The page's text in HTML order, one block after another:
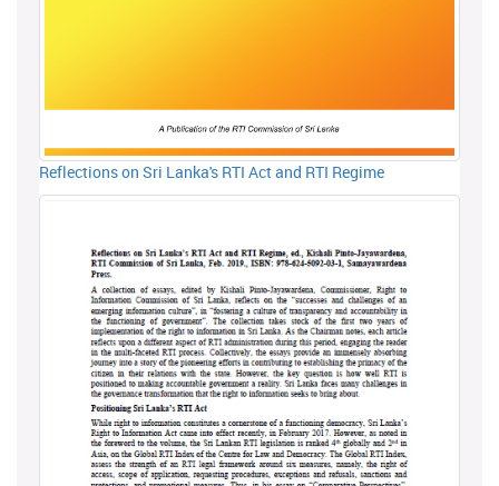
Reflections on Sri Lanka's RTI Act and RTI Regime